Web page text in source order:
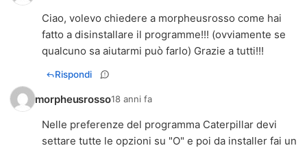
Ciao, volevo chiedere a morpheusrosso come hai
fatto a disinstallare il programme!!! (ovviamente se
qualcuno sa aiutarmi può farlo) Grazie a tutti!!!
Rispondi
morpheusrosso18 anni fa
Nelle preferenze del programma Caterpillar devi
settare tutte le opzioni su "O" e poi da installer fai un